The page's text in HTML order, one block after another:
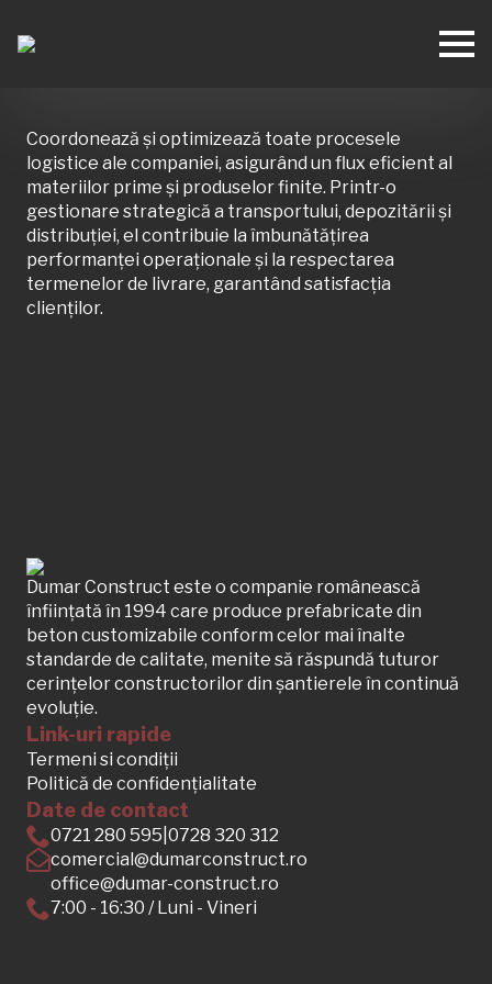
Coordonează și optimizează toate procesele
logistice ale companiei, asigurând un flux eficient al
materiilor prime și produselor finite. Printr-o
gestionare strategică a transportului, depozitării și
distribuției, el contribuie la îmbunătățirea
performanței operaționale și la respectarea
termenelor de livrare, garantând satisfacția
clienților.
Dumar Construct este o companie românească
înființată în 1994 care produce prefabricate din
beton customizabile conform celor mai înalte
standarde de calitate, menite să răspundă tuturor
cerințelor constructorilor din șantierele în continuă
evoluție.
Link-uri rapide
Termeni si condiții
Politică de confidențialitate
Date de contact
0721 280 595 0728 320 312
comercial@dumarconstruct.ro
office@dumar-construct.ro
7:00 - 16:30 / Luni - Vineri